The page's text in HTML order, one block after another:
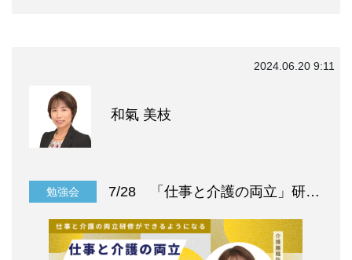
2024.06.20 9:11
和氣 美枝
勉強会 7/28 「仕事と介護の両立」研修講師講